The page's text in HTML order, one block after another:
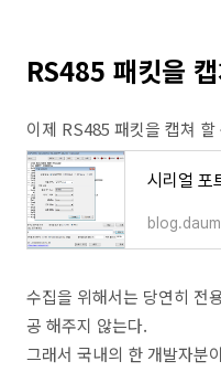
RS485 패킷을
이제 RS485 패킷을 캡쳐 할
수집을 위해서는 당연히 전
공 해주지 않는다.
그래서 국내의 한 개발자분